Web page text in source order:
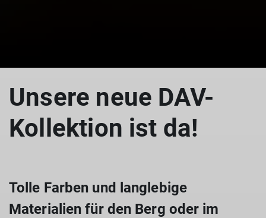
Unsere neue DAV-
Kollektion ist da!
Tolle Farben und langlebige
Materialien für den Berg oder im